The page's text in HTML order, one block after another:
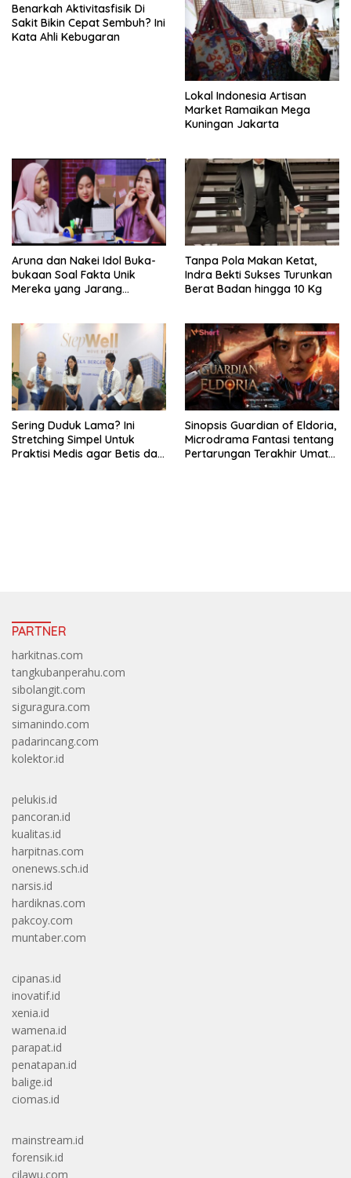
Benarkah Aktivitasfisik Di
Sakit Bikin Cepat Sembuh? Ini
Kata Ahli Kebugaran
Lokal Indonesia Artisan
Market Ramaikan Mega
Kuningan Jakarta
Aruna dan Nakei Idol Buka-
bukaan Soal Fakta Unik
Mereka yang Jarang
Tanpa Pola Makan Ketat,
Indra Bekti Sukses Turunkan
Berat Badan hingga 10 Kg
Sering Duduk Lama? Ini
Stretching Simpel Untuk
Praktisi Medis agar Betis dan
Sinopsis Guardian of Eldoria,
Microdrama Fantasi tentang
Pertarungan Terakhir Umat
PARTNER
harkitnas.com
tangkubanperahu.com
sibolangit.com
siguragura.com
simanindo.com
padarincang.com
kolektor.id
pelukis.id
pancoran.id
kualitas.id
harpitnas.com
onenews.sch.id
narsis.id
hardiknas.com
pakcoy.com
muntaber.com
cipanas.id
inovatif.id
xenia.id
wamena.id
parapat.id
penatapan.id
balige.id
ciomas.id
mainstream.id
forensik.id
cilawu.com